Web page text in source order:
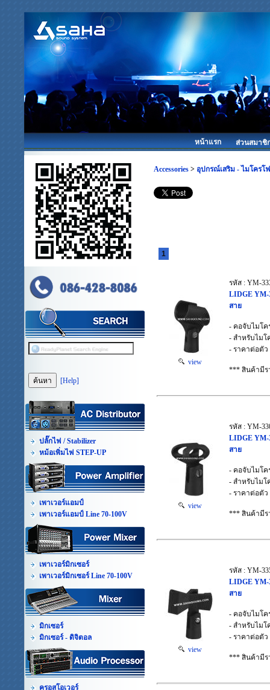
หน้าแรก ส่วนสมาชิ
[Help]
ปลั๊กไฟ / Stabilizer
หม้อเพิ่มไฟ STEP-UP
เพาเวอร์แอมป์
เพาเวอร์แอมป์ Line 70-100V
เพาเวอร์มิกเซอร์
เพาเวอร์มิกเซอร์ Line 70-100V
มิกเซอร์
มิกเซอร์ - ดิจิตอล
ครอสโอเวอร์
Accessories > อุปกรณ์เสริม - ไมโครโ
1
view
รหัส : YM-
LIDGE
สาย
- คอจับไมโ
- สำหรับไมโ
- ราคาต่อตัว
*** สินค้ามีร
view
รหัส : YM-
LIDGE
สาย
- คอจับไมโ
- สำหรับไมโ
- ราคาต่อตัว
*** สินค้ามีร
view
รหัส : YM-
LIDGE
สาย
- คอจับไมโ
- สำหรับไมโ
- ราคาต่อตัว
*** สินค้ามีร